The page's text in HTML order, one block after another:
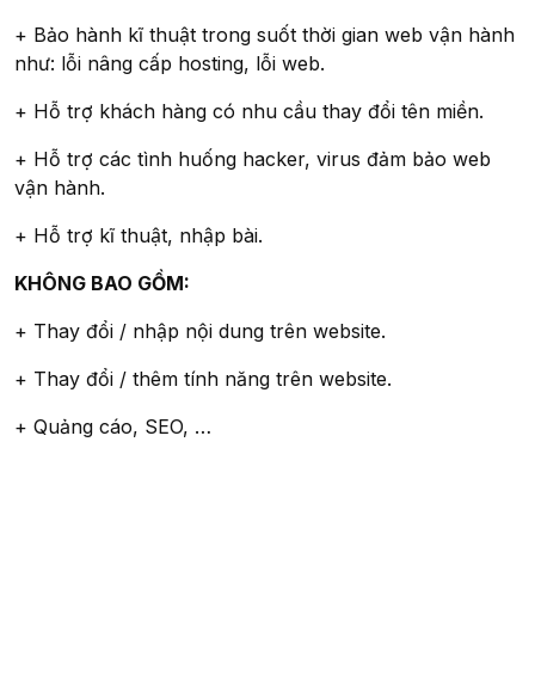
+ Bảo hành kĩ thuật trong suốt thời gian web vận hành
như: lỗi nâng cấp hosting, lỗi web.
+ Hỗ trợ khách hàng có nhu cầu thay đổi tên miền.
+ Hỗ trợ các tình huống hacker, virus đảm bảo web
vận hành.
+ Hỗ trợ kĩ thuật, nhập bài.
KHÔNG BAO GỒM:
+ Thay đổi / nhập nội dung trên website.
+ Thay đổi / thêm tính năng trên website.
+ Quảng cáo, SEO, …